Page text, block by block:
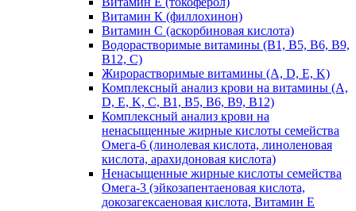
Витамин К (филлохинон)
Витамин С (аскорбиновая кислота)
Водорастворимые витамины (B1, B5, B6, В9,
В12, С)
Жирорастворимые витамины (A, D, E, K)
Комплексный анализ крови на витамины (A,
D, E, K, C, B1, B5, B6, В9, B12)
Комплексный анализ крови на
ненасыщенные жирные кислоты семейства
Омега-6 (линолевая кислота, линоленовая
кислота, арахидоновая кислота)
Ненасыщенные жирные кислоты семейства
Омега-3 (эйкозапентаеновая кислота,
докозагексаеновая кислота, Витамин E